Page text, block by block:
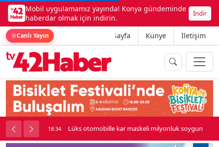
Mobil uygulamamız yayında! Konya gündeminde
haberdar olmak için indirin.
İndir
Canlı Yayın Ana Sayfa Künye İletişim
kavga çıktı 18:34 Lüks otomobille kar maskeli milyonluk soygun